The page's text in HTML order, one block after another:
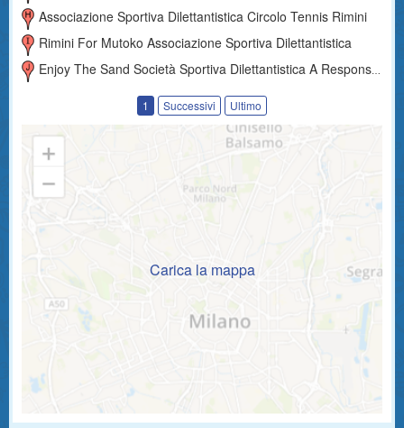
Associazione Sportiva Dilettantistica Circolo Tennis Rimini
Rimini For Mutoko Associazione Sportiva Dilettantistica
Enjoy The Sand Società Sportiva Dilettantistica A Responsabilità Limitata
1 Successivi Ultimo
Carica la mappa